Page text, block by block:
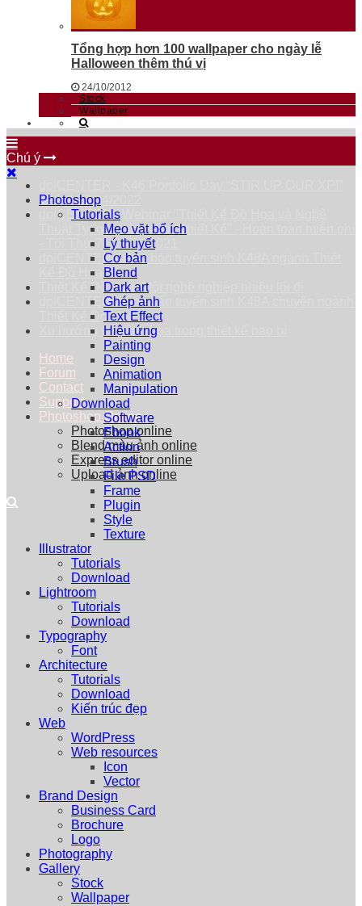
Tổng hợp hơn 100 wallpaper cho ngày lễ
Halloween thêm thú vị
24/10/2012
Stock
Wallpaper
Chú ý
Thứ 7 23/04/2022
dpiCENTER - Webinar "Thiết Kế Đồ Họa và Nghệ
Thuật Typography trong Thiết Kế" - Hoàn toàn miễn phí
- Tối Thứ 7 - 25/09/2021
dpiCENTER thông báo tuyển sinh K48A ngành Thiết
Kế Đồ Họa
Thiết Kế Đồ Họa: Một nghề nghiệp nhiều lối đi
dpiCENTER thông báo tuyển sinh K48A chuyên ngành
Thiết Kế Đồ Họa
Xu hướng vẽ minh họa trong thiết kế bao bì
Home
Forum
Contact
Support
Photoshop Online
Photoshop online
Blend màu ảnh online
Express editor online
Upload ảnh online
Photoshop
Tutorials
Mẹo vặt bổ ích
Lý thuyết
Cơ bản
Blend
Dark art
Ghép ảnh
Text Effect
Hiệu ứng
Painting
Design
Animation
Manipulation
Download
Software
Ebook
Action
Brush
File PSD
Frame
Plugin
Style
Texture
Illustrator
Tutorials
Download
Lightroom
Tutorials
Download
Typography
Font
Architecture
Tutorials
Download
Kiến trúc đẹp
Web
WordPress
Web resources
Icon
Vector
Brand Design
Business Card
Brochure
Logo
Photography
Gallery
Stock
Wallpaper